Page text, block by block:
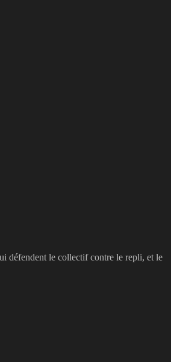
défendent le collectif contre le repli, et le